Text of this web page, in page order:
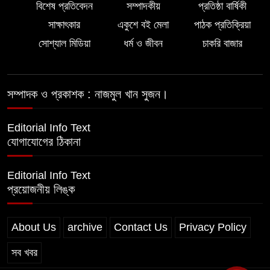
ইন্দোনেশিয়ার বিশ্ববিদ্যালয়ে ফুল ফান্ডেড
স্কলারশিপ অর্জন করলেন লালমোহনের
সন্তান ফাহিম
দক্ষিন আইচায় ‎বিভিন্ন পরিচয়ে বাড়িতে ঢুকে
প্রতারণার অভিযোগ, সতর্ক থাকার আহ্বান
বিশেষ প্রতিবেদন
সম্পাদকীয়
প্রতিষ্ঠা বার্ষিকী
সাক্ষাৎকার
একুশে বই মেলা
পাঠক প্রতিক্রিয়া
সোশ্যাল মিডিয়া
ধর্ম ও জীবন চাকরি বাজার
সম্পাদক ও প্রকাশক : নাজমুল খান সুজন।
Editorial Info Text
যোগাযোগের ঠিকানা
Editorial Info Text
প্রয়োজনীয় লিঙ্ক
About Us archive Contact Us Privacy Policy
সব খবর